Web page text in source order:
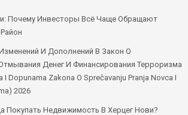
Почему Инвесторы Всё Чаще Обращают
И Дополнений В Закон О
Денег И Финансирования Терроризма
I Dopunama Zakona O Sprečavanju Pranja Novca I
2026
Покупать Недвижимость В Херцег Нови?